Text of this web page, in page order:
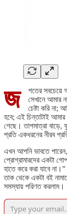
জ
গতের সবচেয়ে
সেখানে আমার
চেষ্টা করি না;
হবে; এই চিন্তাটাই আমার
গেছে। তাপমাত্রা বাড়ে,
প্রতি একধরনের নীরব
এখন আপনি ভাবতে
প্রোগ্রামারদের একটা
হাতে করে করা যাবে
তাক থেকে একটা বই
সমস্যায় পরিণত করলাম।